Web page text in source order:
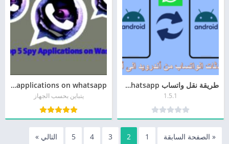
طريقة نقل واتساب whatsapp أو أي تطبيق من موبايل إلى موبايل آخر من دون فقدان البيانات
1.5.1
top 5 spy applications on whatsapp
يتباين بحسب الجهاز
« الصفحة السابقة 1
2
3
4
5 التالي »